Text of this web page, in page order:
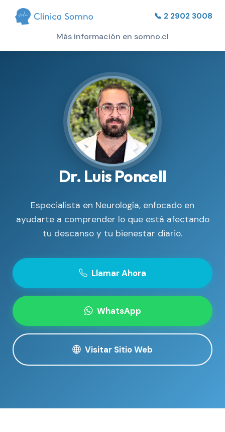
📞 2 2902 3008
Más información en somno.cl
Dr. Luis Poncell
Especialista en Neurología, enfocado en
ayudarte a comprender lo que está afectando
tu descanso y tu bienestar diario.
Llamar Ahora
WhatsApp
Visitar Sitio Web